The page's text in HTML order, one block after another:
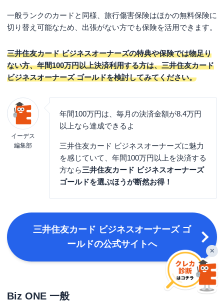
一般ランクのカードと同様、旅行傷害保険はほかの無料保険に
切り替え可能なため、出張がない方でも保険を活用できます。
三井住友カード ビジネスオーナーズの特典や保険では物足り
ない方、年間100万円以上決済利用する方は、三井住友カード
ビジネスオーナーズ ゴールドを検討してみてください。
イーデス
編集部
年間100万円は、毎月の決済金額が8.4万円
以上なら達成できるよ
三井住友カード ビジネスオーナーズに魅力
を感じていて、年間100万円以上を決済する
方なら三井住友カード ビジネスオーナーズ
ゴールドを選ぶほうが断然お得！
三井住友カード ビジネスオーナーズ ゴ
ールドの公式サイトへ
Biz ONE 一般
✕